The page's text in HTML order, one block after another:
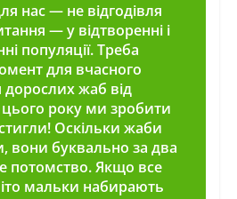
нас — не відгодівля
— у відтворенні і
популяції. Треба
для вчасного
дорослих жаб від
року ми зробити
Оскільки жаби
вони буквально за два
потомство. Якщо все
мальки набирають